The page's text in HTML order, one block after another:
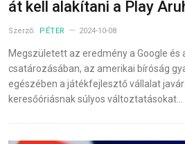
át kell alakítani a Play
Szerző: PÉTER 2024-10-08
Megszületett az eredmény a Google és
csatározásában, az amerikai bíróság
egészében a játékfejlesztő vállalat
keresőóriásnak súlyos változtatásokat…